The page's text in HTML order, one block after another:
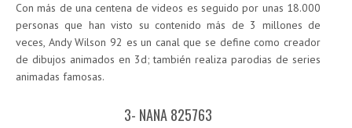
Con más de una centena de videos es seguido por unas 18.000
personas que han visto su contenido más de 3 millones de
veces, Andy Wilson 92 es un canal que se define como creador
de dibujos animados en 3d; también realiza parodias de series
animadas famosas.
3- NANA 825763